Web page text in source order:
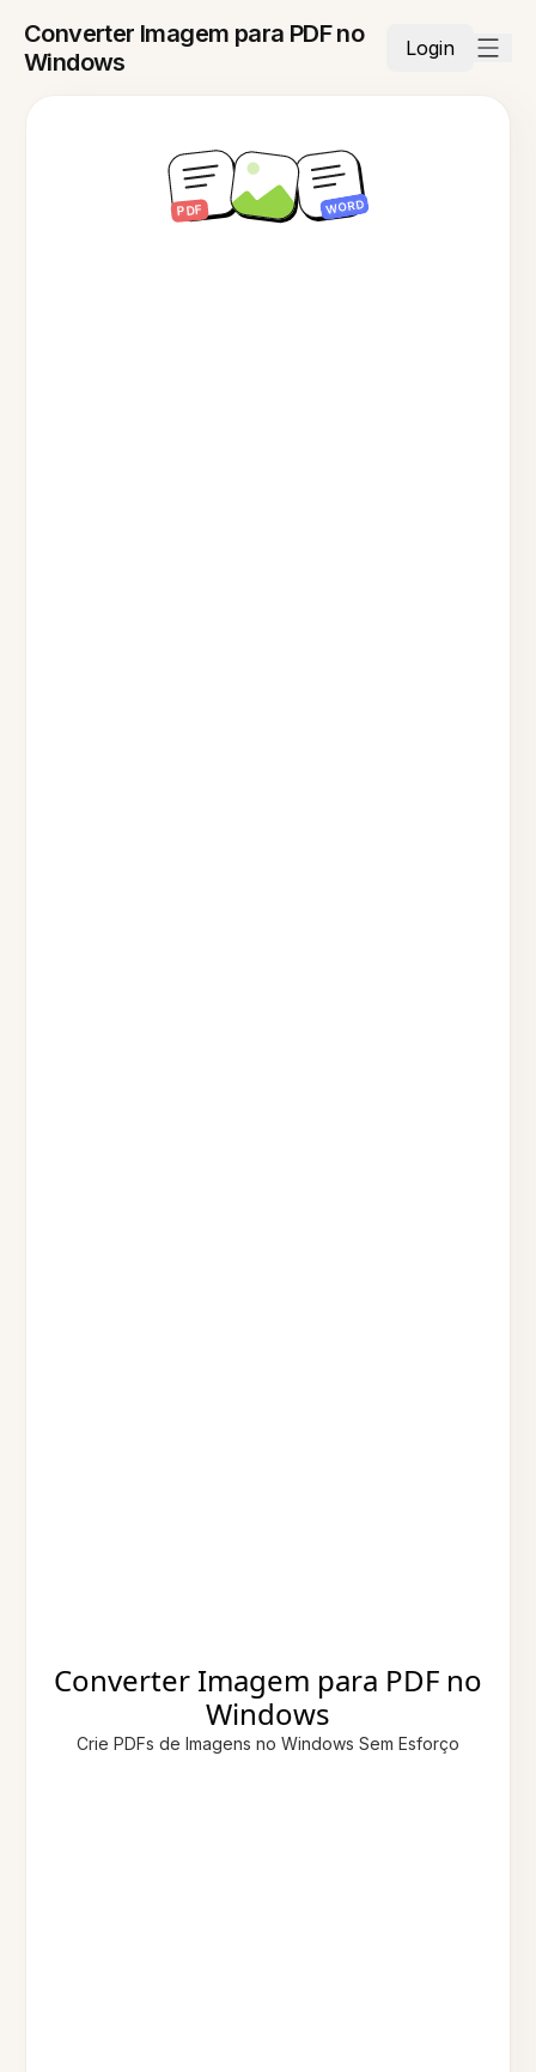
Converter Imagem para PDF no
Windows
Login
Converter Imagem para PDF no
Windows
Crie PDFs de Imagens no Windows Sem Esforço